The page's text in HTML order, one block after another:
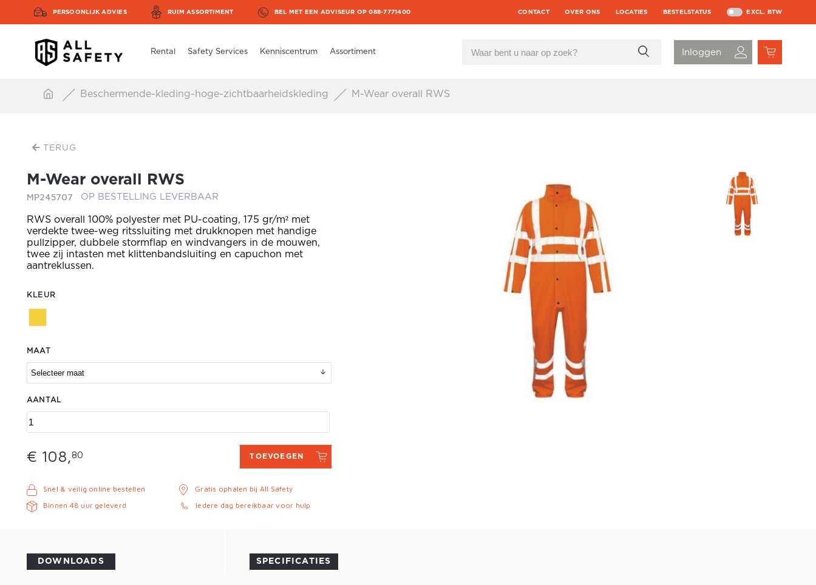
PERSOONLIJK ADVIES RUIM ASSORTIMENT BEL MET EEN ADVISEUR OP 088-7771400 CONTACT OVER ONS LOCATIES BESTELSTATUS EXCL. BTW
Rental Safety Services Kenniscentrum Assortiment
Beschermende-kleding-hoge-zichtbaarheidskleding M-Wear overall RWS
TERUG
M-Wear overall RWS
MP245707 OP BESTELLING LEVERBAAR
RWS overall 100% polyester met PU-coating, 175 gr/m² met
verdekte twee-weg ritssluiting met drukknopen met handige
pullzipper, dubbele stormflap en windvangers in de mouwen,
twee zij intasten met klittenbandsluiting en capuchon met
aantreklussen.
KLEUR
MAAT
AANTAL
€ 108,80 TOEVOEGEN
Snel & veilig online bestellen
Binnen 48 uur geleverd
Gratis ophalen bij All Safety
Iedere dag bereikbaar voor hulp
DOWNLOADS SPECIFICATIES